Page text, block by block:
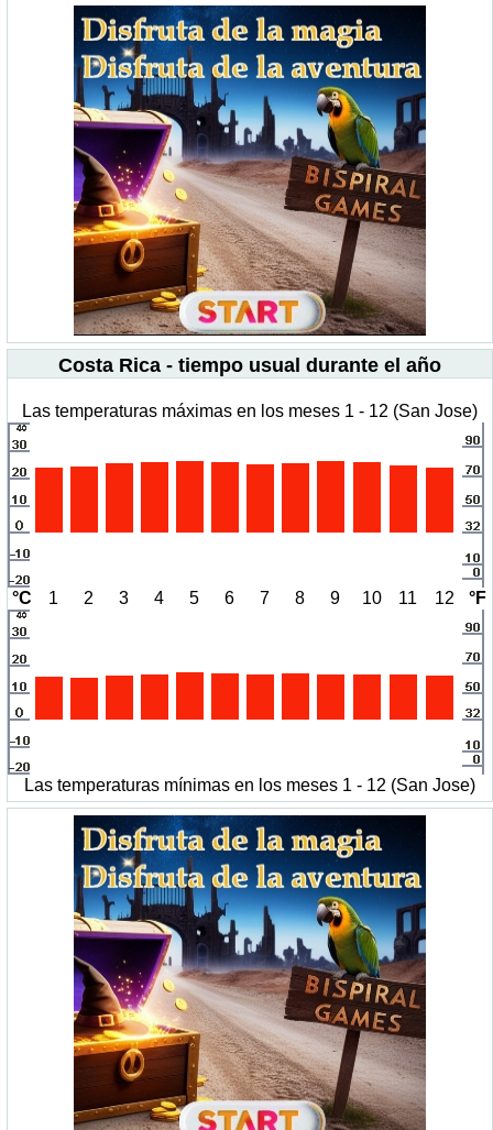
Costa Rica - tiempo usual durante el año
Las temperaturas máximas en los meses 1 - 12 (San Jose)
°C 1 2 3 4 5 6 7 8 9 10 11 12 °F
Las temperaturas mínimas en los meses 1 - 12 (San Jose)